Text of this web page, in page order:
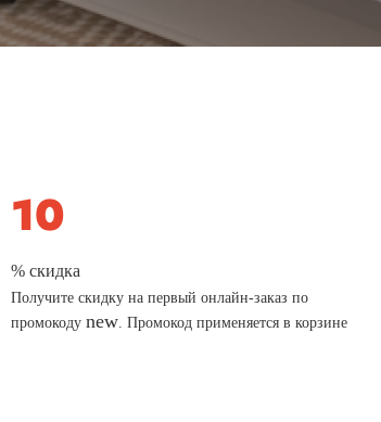
% скидка
Получите скидку на первый онлайн-заказ по
промокодуnew . Промокод применяется в корзине